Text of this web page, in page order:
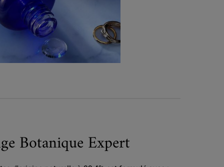
Botanique Expert